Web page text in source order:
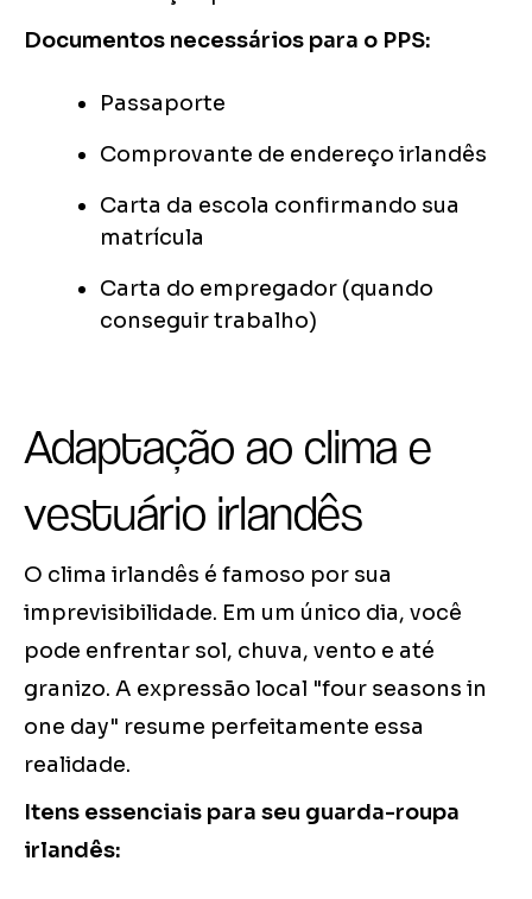
Documentos necessários para o PPS:
Passaporte
Comprovante de endereço irlandês
Carta da escola confirmando sua
matrícula
Carta do empregador (quando
conseguir trabalho)
Adaptação ao clima e
vestuário irlandês
O clima irlandês é famoso por sua
imprevisibilidade. Em um único dia, você
pode enfrentar sol, chuva, vento e até
granizo. A expressão local "four seasons in
one day" resume perfeitamente essa
realidade.
Itens essenciais para seu guarda-roupa
irlandês: